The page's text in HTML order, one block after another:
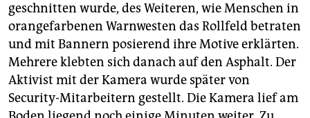
geschnitten wurde, des Weiteren, wie Menschen in
orangefarbenen Warnwesten das Rollfeld betraten
und mit Bannern posierend ihre Motive erklärten.
Mehrere klebten sich danach auf den Asphalt. Der
Aktivist mit der Kamera wurde später von
Security-Mitarbeitern gestellt. Die Kamera lief am